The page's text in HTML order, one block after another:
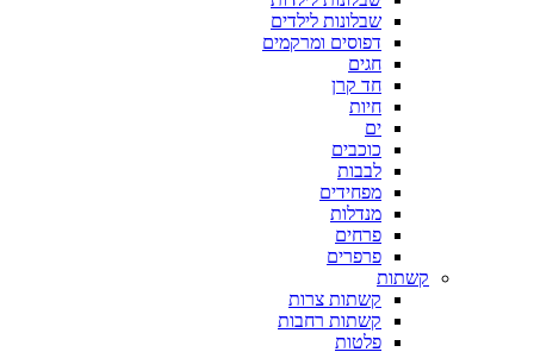
שבלונות לילדים
דפוסים ומרקמים
חגים
חד קרן
חיות
ים
כוכבים
לבבות
מפחידים
מנדלות
פרחים
פרפרים
קשתות
קשתות צרות
קשתות רחבות
פלטות